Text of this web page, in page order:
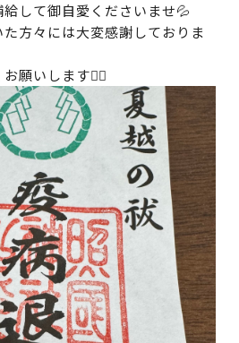
して御自愛くださいませ💦
方々には大変感謝しておりま
願いします🙇‍♂️